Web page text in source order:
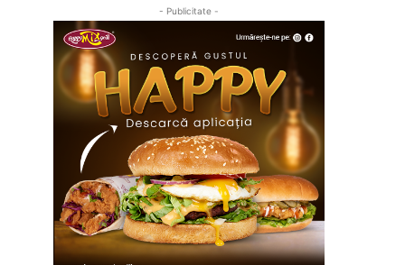
- Publicitate -